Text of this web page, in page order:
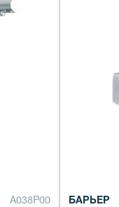
А038Р00 БАРЬЕР